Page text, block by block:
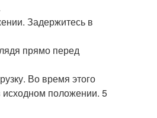
Задержитесь в
прямо перед
Во время этого
положении. 5